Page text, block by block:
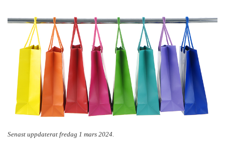
Senast uppdaterat fredag 1 mars 2024.